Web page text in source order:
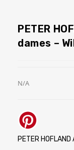
PETER
dames –
N/A
PETER